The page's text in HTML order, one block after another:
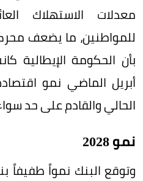
معدلات الاستهلاك
للمواطنين، ما يضعف
بأن الحكومة
الحالي والقادم على حد
نمو 2028